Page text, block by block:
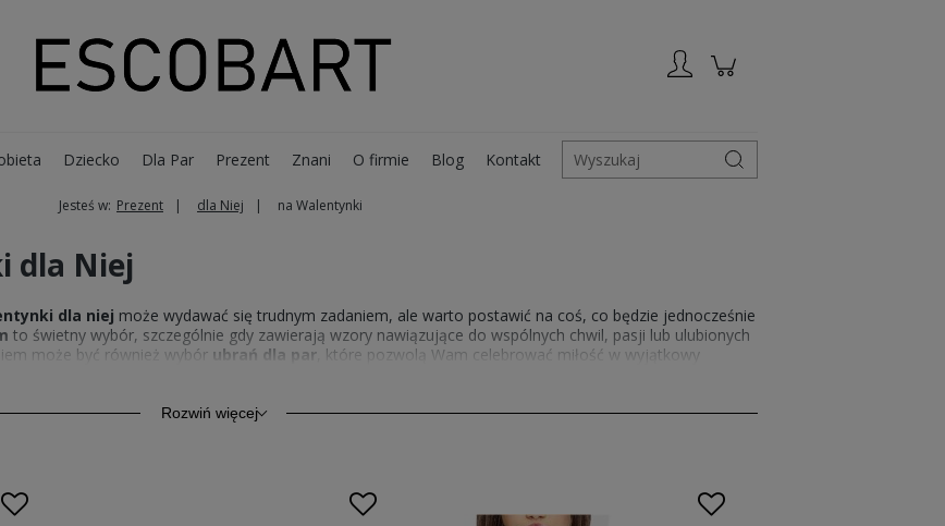
Dziecko Dla Par Prezent Znani O firmie Blog Kontakt Wyszukaj
Jesteś w: Prezent dla Niej na Walentynki
dla Niej
dla niej może wydawać się trudnym zadaniem, ale warto postawić na coś, co będzie jednocześnie
to świetny wybór, szczególnie gdy zawierają wzory nawiązujące do wspólnych chwil, pasji lub ulubionych
może być również wybór ubrań dla par , które pozwolą Wam celebrować miłość w wyjątkowy
Rozwiń więcej